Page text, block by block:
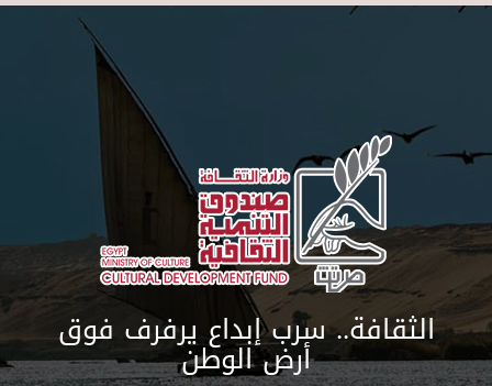
Skip to main content
الثقافة.. سرب إبداع يرفرف فوق
أرض الوطن